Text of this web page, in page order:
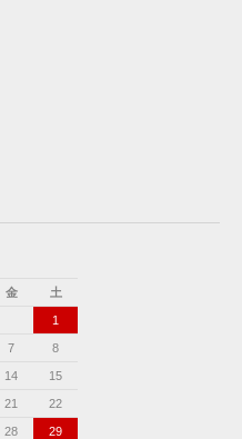
金 土
1
7 8
14 15
21 22
28 29